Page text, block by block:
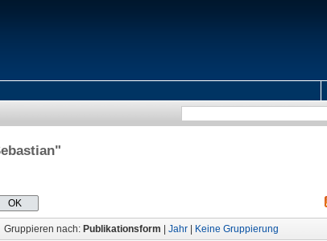
"
Gruppieren nach: Publikationsform Jahr| Keine Gruppierung